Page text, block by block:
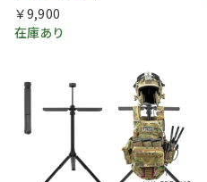
￥9,900
在庫あり